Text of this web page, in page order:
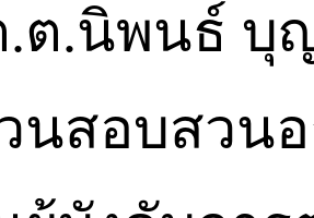
.ต.นิพนธ์ บุ
นสอบสวน